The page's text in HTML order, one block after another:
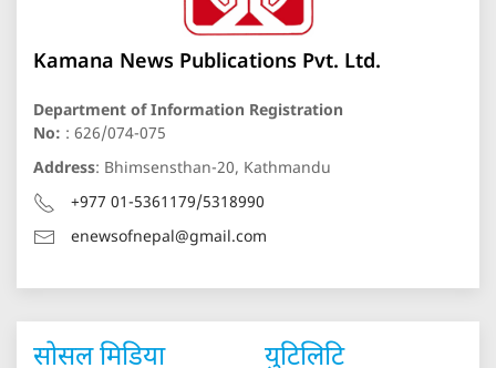
Kamana News Publications Pvt. Ltd.
Department of Information Registration
No: : 626/074-075
Address: Bhimsensthan-20, Kathmandu
+977 01-5361179/5318990
enewsofnepal@gmail.com
सोसल मिडिया युटिलिटि